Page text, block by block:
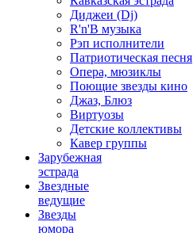
Диджеи (Dj)
R'n'B музыка
Рэп исполнители
Патриотическая песня
Опера, мюзиклы
Поющие звезды кино
Джаз, Блюз
Виртуозы
Детские коллективы
Кавер группы
Зарубежная
эстрада
Звездные
ведущие
Звезды
юмора